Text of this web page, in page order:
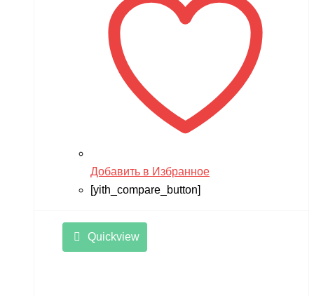
Добавить в Избранное
[yith_compare_button]
Quickview